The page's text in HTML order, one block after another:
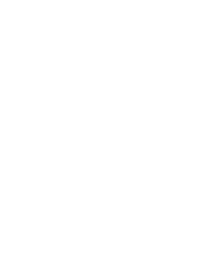
zu
von drei
beginnt im